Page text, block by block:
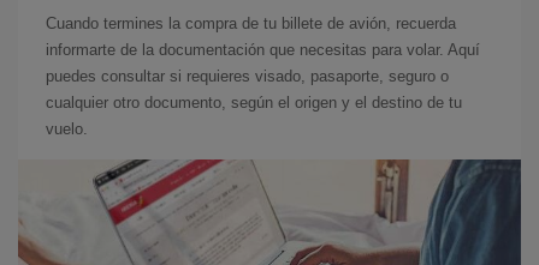
Cuando termines la compra de tu billete de avión, recuerda
informarte de la documentación que necesitas para volar. Aquí
puedes consultar si requieres visado, pasaporte, seguro o
cualquier otro documento, según el origen y el destino de tu
vuelo.